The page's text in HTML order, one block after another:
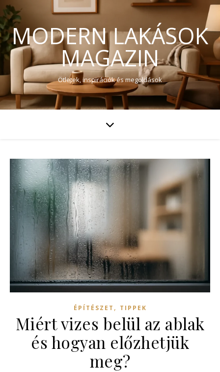
MODERN LAKÁSOK
MAGAZIN
Ötletek, inspirációk és megoldások
ÉPÍTÉSZET , TIPPEK
Miért vizes belül az ablak
és hogyan előzhetjük
meg?